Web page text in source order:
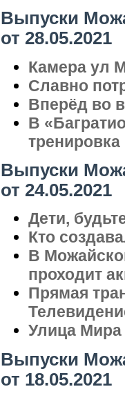
Выпуски
от 28.05.2021
Камера ул
Славно
Вперёд во
В
Выпуски
от 24.05.2021
Дети,
Кто
В
проходит
Прямая
Улица Мира
Выпуски
от 18.05.2021